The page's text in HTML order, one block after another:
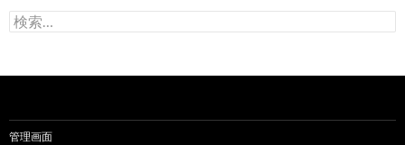
検
索:
管理画面